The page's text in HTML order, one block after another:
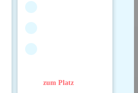
zum Platz